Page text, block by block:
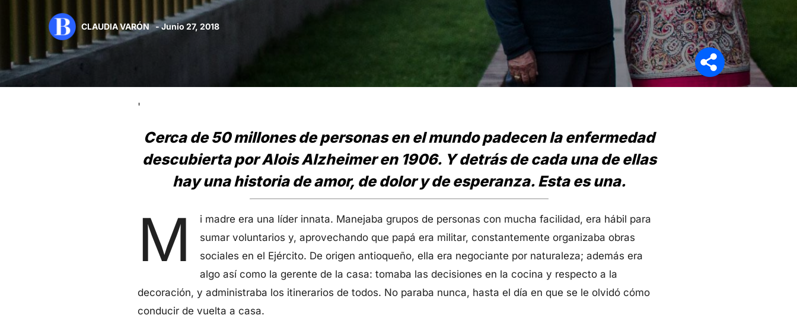
CLAUDIA VARÓN - Junio 27, 2018
'
Cerca de 50 millones de personas en el mundo padecen la enfermedad
descubierta por Alois Alzheimer en 1906. Y detrás de cada una de ellas
hay una historia de amor, de dolor y de esperanza. Esta es una.
M
i madre era una líder innata. Manejaba grupos de personas con mucha facilidad, era hábil para
sumar voluntarios y, aprovechando que papá era militar, constantemente organizaba obras
sociales en el Ejército. De origen antioqueño, ella era negociante por naturaleza; además era
algo así como la gerente de la casa: tomaba las decisiones en la cocina y respecto a la
decoración, y administraba los itinerarios de todos. No paraba nunca, hasta el día en que se le olvidó cómo
conducir de vuelta a casa.